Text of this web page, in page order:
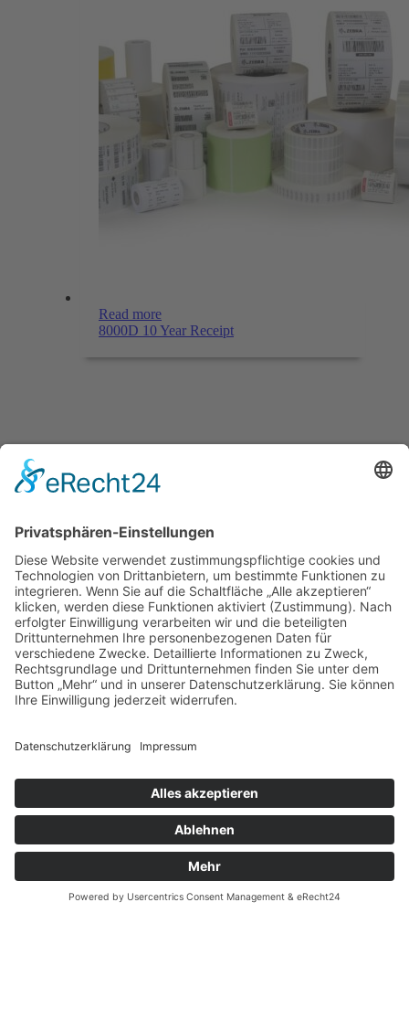
Read more
8000D 10 Year Receipt
Menü
Home
Kontakt
AGB
Datenschutzerklärung
Impressum
Anschrift
64572 Büttelborn
Telefon: 00496152187370
Telefax: 004961521873727
E-Mail: info@bsivertrieb.de